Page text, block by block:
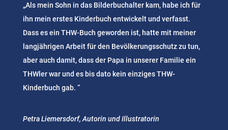
„Als mein Sohn in das Bilderbuchalter kam, habe ich für
ihn mein erstes Kinderbuch entwickelt und verfasst.
Dass es ein THW-Buch geworden ist, hatte mit meiner
langjährigen Arbeit für den Bevölkerungsschutz zu tun,
aber auch damit, dass der Papa in unserer Familie ein
THWler war und es bis dato kein einziges THW-
Kinderbuch gab. “
Petra Liemersdorf, Autorin und Illustratorin